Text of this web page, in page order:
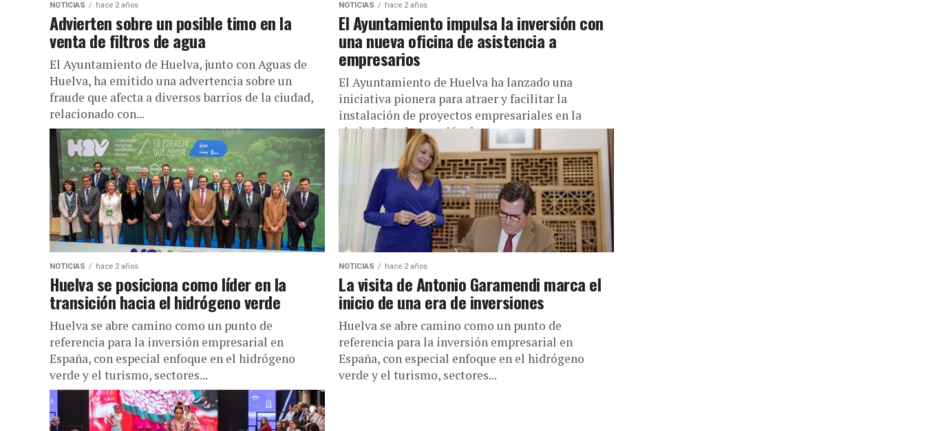
NOTICIAS hace 2 años
Advierten sobre un posible timo en la
venta de filtros de agua
El Ayuntamiento de Huelva, junto con Aguas de
Huelva, ha emitido una advertencia sobre un
fraude que afecta a diversos barrios de la ciudad,
relacionado con...
NOTICIAS hace 2 años
El Ayuntamiento impulsa la inversión con
una nueva oficina de asistencia a
empresarios
El Ayuntamiento de Huelva ha lanzado una
iniciativa pionera para atraer y facilitar la
instalación de proyectos empresariales en la
ciudad. Con la creación de una...
NOTICIAS hace 2 años
Huelva se posiciona como líder en la
transición hacia el hidrógeno verde
Huelva se abre camino como un punto de
referencia para la inversión empresarial en
España, con especial enfoque en el hidrógeno
verde y el turismo, sectores...
NOTICIAS hace 2 años
La visita de Antonio Garamendi marca el
inicio de una era de inversiones
Huelva se abre camino como un punto de
referencia para la inversión empresarial en
España, con especial enfoque en el hidrógeno
verde y el turismo, sectores...